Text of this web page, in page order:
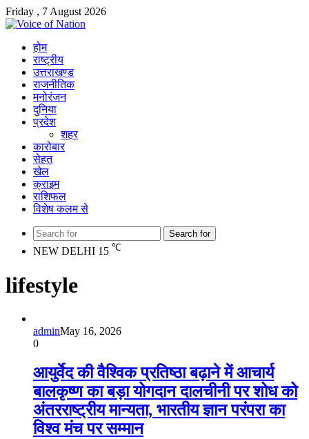
Friday , 7 August 2026
होम
राष्ट्रीय
उत्तराखण्ड
राजनीतिक
मनोरंजन
दुनिया
प्रदेश
शहर
कारोबार
सेहत
खेल
क्राइम
राशिफल
विशेष कलम से
Search for
NEW DELHI 15 ℃
lifestyle
adminMay 16, 2026
0
आयुर्वेद की वैश्विक प्रतिष्ठा बढ़ाने में आचार्य
बालकृष्ण का बड़ा योगदान दालचीनी पर शोध को
अंतरराष्ट्रीय मान्यता, भारतीय ज्ञान परंपरा का
विश्व मंच पर सम्मान